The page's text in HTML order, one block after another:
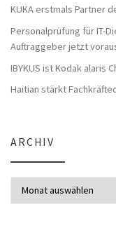
KUKA erstmals Partner
Personalprüfung für IT-
Auftraggeber jetzt
IBYKUS ist Kodak alaris
Haitian stärkt
ARCHIV